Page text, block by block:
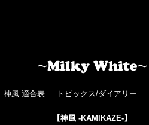
神風 適合表 トピックス/ダイアリー
【神風 -KAMIKAZE-】